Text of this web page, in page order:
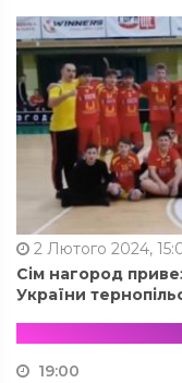
2 Лютого 2024,
Сім нагород
України
19:00